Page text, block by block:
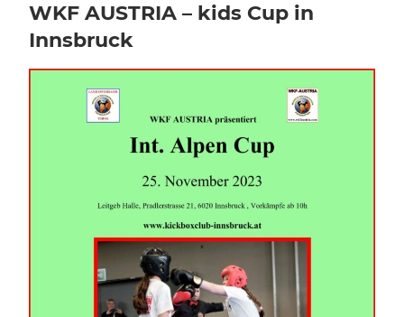
WKF AUSTRIA – kids Cup in
Innsbruck